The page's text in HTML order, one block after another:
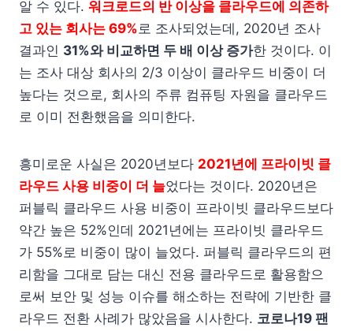
알 수 있다. 워크로드의 반 이상을 클라우드에 의존하
고 있는 회사는 69% 로 조사되었는데, 2020년 조사
결과인 31%와 비교하면 두 배 이상 증가한 것이다. 이
는 조사 대상 회사의 2/3 이상이 클라우드 비중이 더
높다는 것으로, 회사의 주류 컴퓨팅 자원을 클라우드
로 이미 전환했음을 의미한다.
흥미로운 사실은 2020년보다 2021년에 프라이빗 클
라우드 사용 비중이 더 늘었다는 것이다. 2020년은
퍼블릭 클라우드 사용 비중이 프라이빗 클라우드보다
약간 높은 52%인데 2021년에는 프라이빗 클라우드
가 55%로 비중이 많이 늘었다. 퍼블릭 클라우드의 편
리함을 그대로 담는 대신 전용 클라우드로 활용함으
로써 보안 및 성능 이슈를 해소하는 전략에 기반한 클
라우드 전환 사례가 많았음을 시사한다. 코로나19 팬